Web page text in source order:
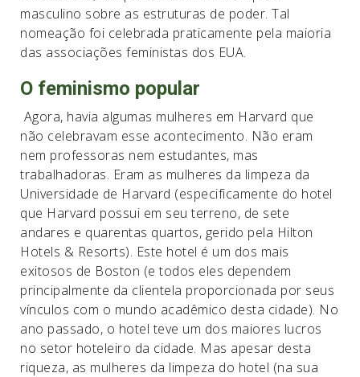
masculino sobre as estruturas de poder. Tal
nomeação foi celebrada praticamente pela maioria
das associações feministas dos EUA.
O feminismo popular
Agora, havia algumas mulheres em Harvard que
não celebravam esse acontecimento. Não eram
nem professoras nem estudantes, mas
trabalhadoras. Eram as mulheres da limpeza da
Universidade de Harvard (especificamente do hotel
que Harvard possui em seu terreno, de sete
andares e quarentas quartos, gerido pela Hilton
Hotels & Resorts). Este hotel é um dos mais
exitosos de Boston (e todos eles dependem
principalmente da clientela proporcionada por seus
vínculos com o mundo acadêmico desta cidade). No
ano passado, o hotel teve um dos maiores lucros
no setor hoteleiro da cidade. Mas apesar desta
riqueza, as mulheres da limpeza do hotel (na sua